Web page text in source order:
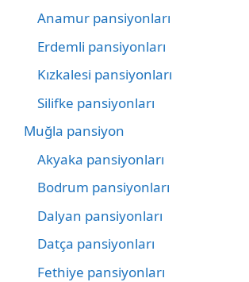
Anamur pansiyonları
Erdemli pansiyonları
Kızkalesi pansiyonları
Silifke pansiyonları
Muğla pansiyon
Akyaka pansiyonları
Bodrum pansiyonları
Dalyan pansiyonları
Datça pansiyonları
Fethiye pansiyonları